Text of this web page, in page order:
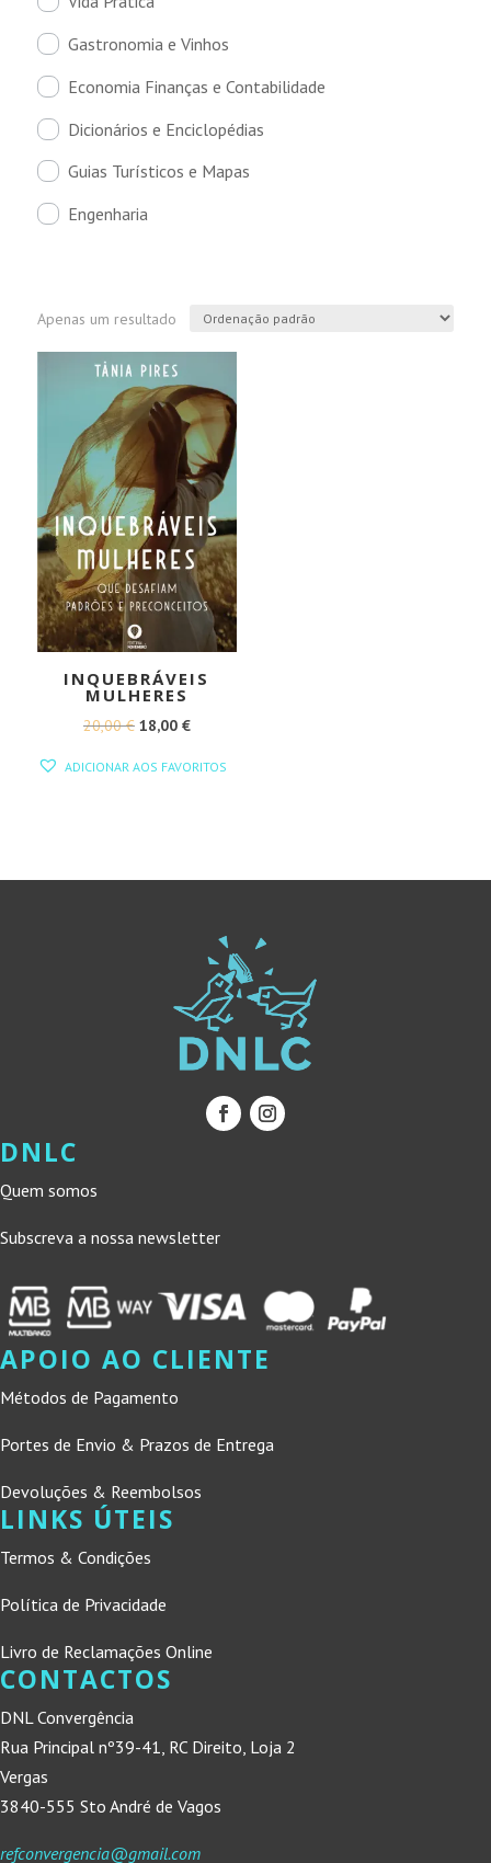
Gastronomia e Vinhos
Economia Finanças e Contabilidade
Dicionários e Enciclopédias
Guias Turísticos e Mapas
Engenharia
Apenas um resultado
INQUEBRÁVEIS
MULHERES
20,00€ O
18,00 €O
ADICIONAR AOS FAVORITOS
DNLC
Quem somos
Subscreva a nossa newsletter
APOIO AO CLIENTE
Métodos de Pagamento
Portes de Envio & Prazos de Entrega
Devoluções & Reembolsos
LINKS ÚTEIS
Termos & Condições
Política de Privacidade
Livro de Reclamações Online
CONTACTOS
DNL Convergência
Rua Principal nº39-41, RC Direito, Loja 2
Vergas
3840-555 Sto André de Vagos
refconvergencia@gmail.com